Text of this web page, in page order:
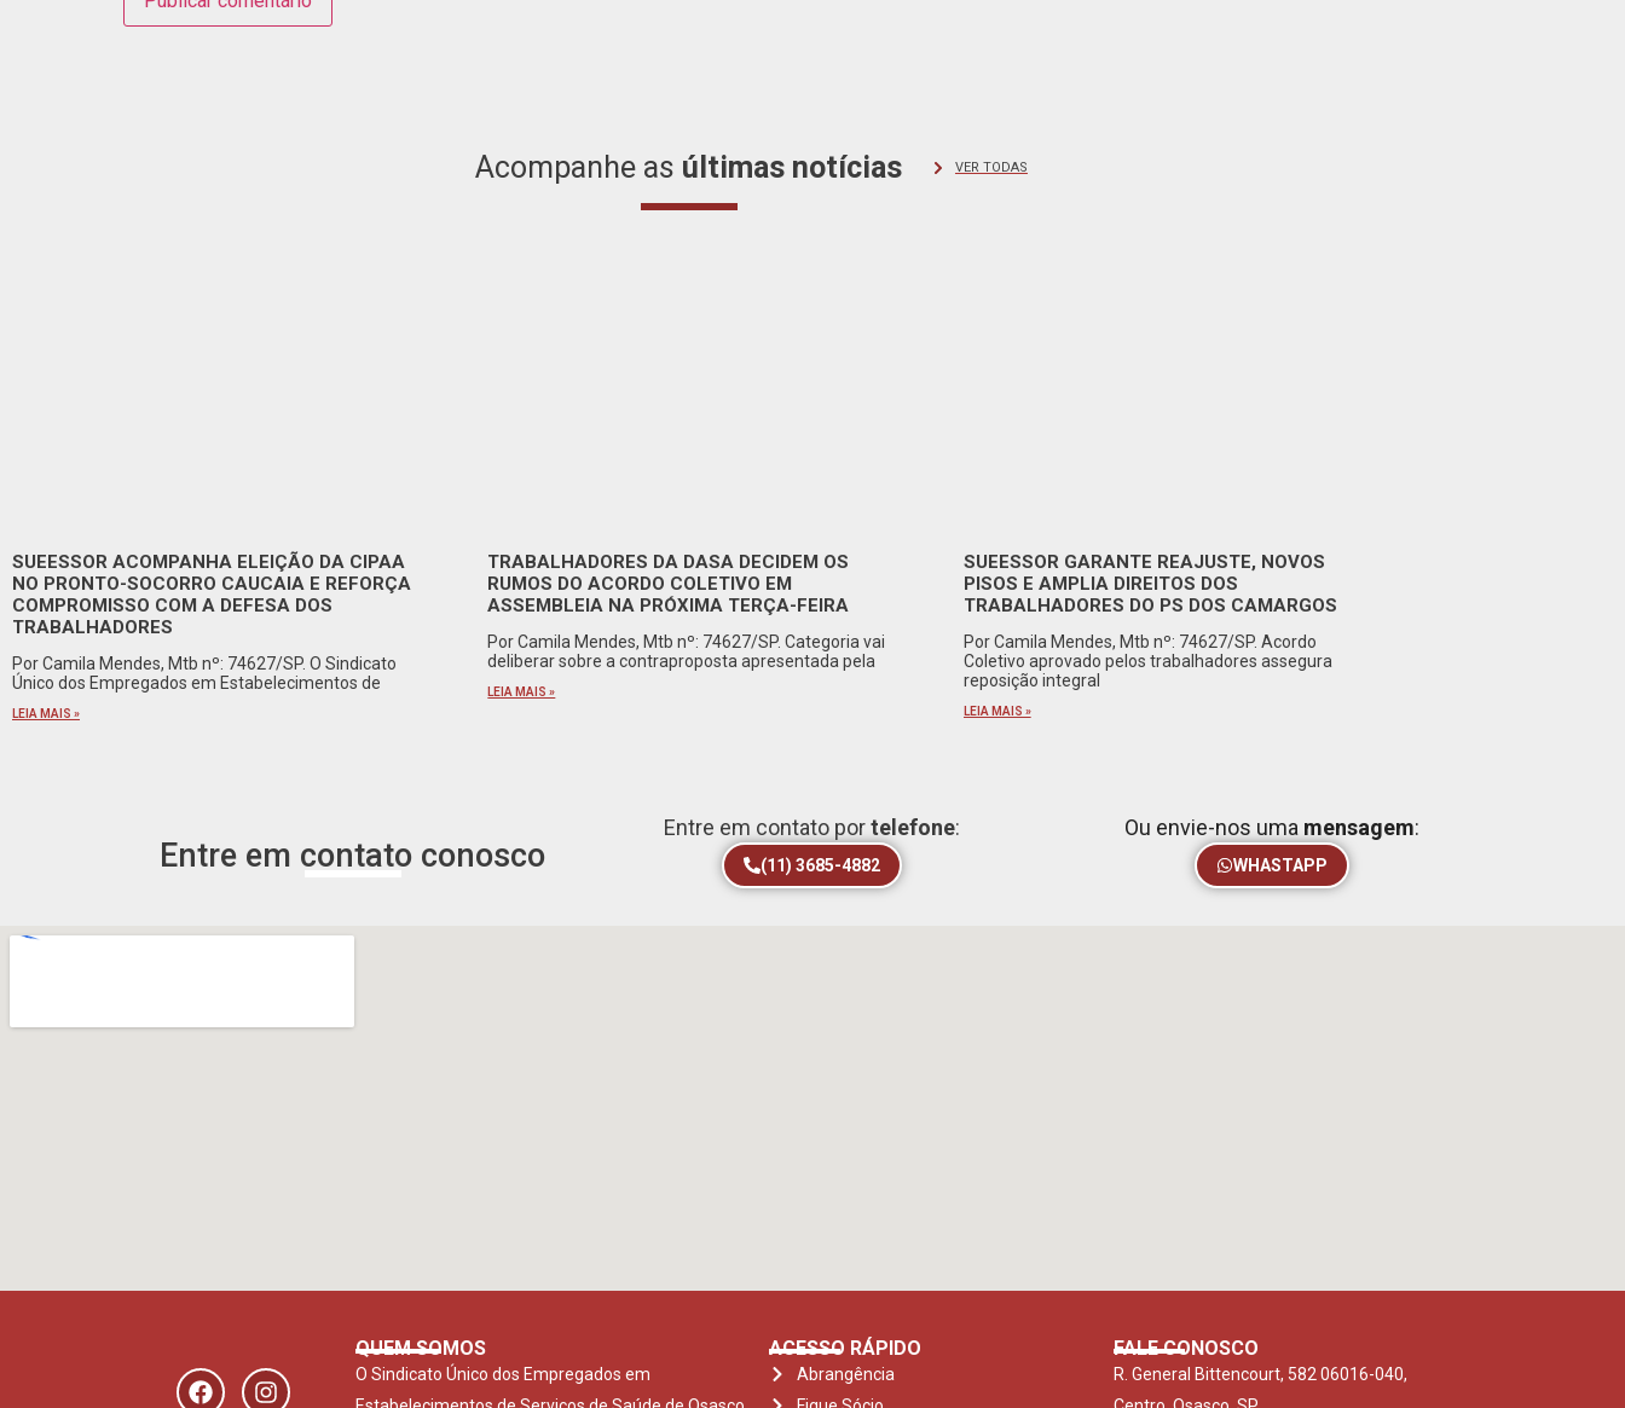
Acompanhe as últimas notícias VER TODAS
SUEESSOR ACOMPANHA ELEIÇÃO DA CIPAA
NO PRONTO-SOCORRO CAUCAIA E REFORÇA
COMPROMISSO COM A DEFESA DOS
TRABALHADORES
Por Camila Mendes, Mtb nº: 74627/SP. O Sindicato
Único dos Empregados em Estabelecimentos de
LEIA MAIS »
TRABALHADORES DA DASA DECIDEM OS
RUMOS DO ACORDO COLETIVO EM
ASSEMBLEIA NA PRÓXIMA TERÇA-FEIRA
Por Camila Mendes, Mtb nº: 74627/SP. Categoria vai
deliberar sobre a contraproposta apresentada pela
LEIA MAIS »
SUEESSOR GARANTE REAJUSTE, NOVOS
PISOS E AMPLIA DIREITOS DOS
TRABALHADORES DO PS DOS CAMARGOS
Por Camila Mendes, Mtb nº: 74627/SP. Acordo
Coletivo aprovado pelos trabalhadores assegura
reposição integral
LEIA MAIS »
Entre em contato conosco
Entre em contato portelefone:
(11) 3685-4882
Ou envie-nos uma mensagem:
WHASTAPP
QUEM SOMOS
O Sindicato Único dos Empregados em
ACESSO RÁPIDO
Abrangência
FALE CONOSCO
R. General Bittencourt, 582 06016-040,